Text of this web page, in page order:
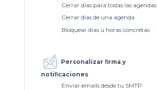
Cerrar días para todas las agendas
Cerrar días de una agenda
Bloquear días u horas concretas
Personalizar ﬁrma y
notiﬁcaciones
Enviar emails desde tu SMTP